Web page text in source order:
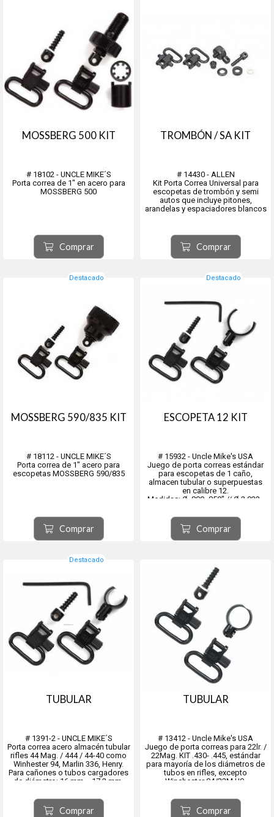
MOSSBERG 500 KIT
# 18102 - UNCLE MIKE´S
Porta correa de 1" en acero para
MOSSBERG 500
Comprar
TROMBÓN / SA KIT
# 14430 - ALLEN
Kit Porta Correa Universal para
escopetas de trombón y semi
autos que incluye pitones,
arandelas y espaciadores blancos
Comprar
Destacado
MOSSBERG 590/835 KIT
# 18112 - UNCLE MIKE´S
Porta correa de 1" acero para
escopetas MOSSBERG 590/835
Comprar
Destacado
ESCOPETA 12 KIT
# 15932 - Uncle Mike's USA
Juego de porta correas estándar
para escopetas de 1 caño,
almacen tubular o superpuestas
en calibre 12.
Medidas: Ø .800-.850" // Ø 2.032 -
Comprar
Destacado
TUBULAR
# 1391-2 - UNCLE MIKE´S
Porta correa acero almacén tubular
rifles 44 Mag. / 444 / 44-40 como
Winhester 94, Marlin 336, Henry.
Para cañones o tubos cargadores
de diámetro: 16 mm. - 17,2 mm.
410.
Comprar
TUBULAR
# 13412 - Uncle Mike's USA
Juego de porta correas para 22lr. /
22Mag. KIT .430- .445, estándar
para mayoría de los diámetros de
tubos en rifles, excepto
Winchester 94/22M US.
Comprar